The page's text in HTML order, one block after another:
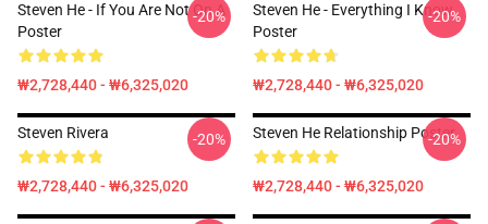
Steven He - If You Are Not On A
Poster
₩2,728,440 - ₩6,325,020
-20%
Steven He - Everything I Know
Poster
₩2,728,440 - ₩6,325,020
-20%
Steven Rivera
₩2,728,440 - ₩6,325,020
-20% Steven He Relationship Poster
₩2,728,440 - ₩6,325,020
-20%